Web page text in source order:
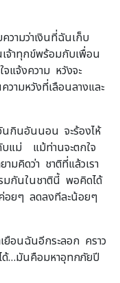
วามว่าเงินที่ฉันเก็บ
จ้าทุกข์พร้อมกับเพื่อน
จ้งความ หวังจะ
ามหวังที่เลือนลางและ
นกินอันนอน จะร้องไห้
บแม่ แม้ท่านจะตกใจ
มคิดว่า ชาติที่แล้วเรา
รมกันในชาตินี้ พอคิดได้
อยๆ ลดลงทีละน้อยๆ
ยือนฉันอีกระลอก คราว
ด้…มันคือมหาอุทกภัยปี